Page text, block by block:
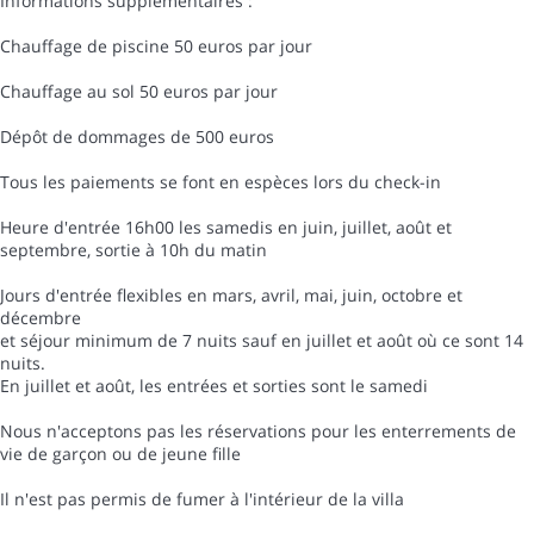
Chauffage de piscine 50 euros par jour
Chauffage au sol 50 euros par jour
Dépôt de dommages de 500 euros
Tous les paiements se font en espèces lors du check-in
Heure d'entrée 16h00 les samedis en juin, juillet, août et
septembre, sortie à 10h du matin
Jours d'entrée flexibles en mars, avril, mai, juin, octobre et
décembre
et séjour minimum de 7 nuits sauf en juillet et août où ce sont 14
nuits.
En juillet et août, les entrées et sorties sont le samedi
Nous n'acceptons pas les réservations pour les enterrements de
vie de garçon ou de jeune fille
Il n'est pas permis de fumer à l'intérieur de la villa